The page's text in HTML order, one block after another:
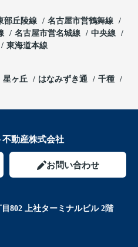
部丘陵線
名古屋市営鶴舞線
名古屋市営名城線
中央線
東海道本線
星ヶ丘 はなみずき通
千種
動産株式会社
お問い合わせ
802 上社ターミナルビル 2階